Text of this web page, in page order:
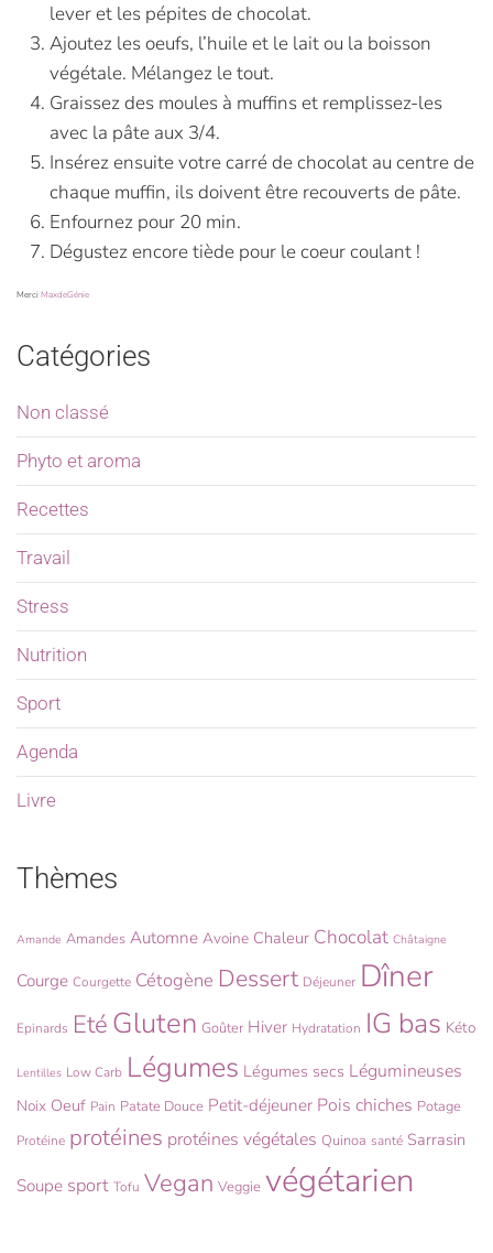
lever et les pépites de chocolat.
Ajoutez les oeufs, l’huile et le lait ou la boisson
végétale. Mélangez le tout.
Graissez des moules à muffins et remplissez-les
avec la pâte aux 3/4.
Insérez ensuite votre carré de chocolat au centre de
chaque muffin, ils doivent être recouverts de pâte.
Enfournez pour 20 min.
Dégustez encore tiède pour le coeur coulant !
MerciMaxdeGénie
Catégories
Non classé
Phyto et aroma
Recettes
Travail
Stress
Nutrition
Sport
Agenda
Livre
Thèmes
Amande Amandes Automne Avoine Chaleur Chocolat Châtaigne
Courge Courgette Cétogène Dessert Déjeuner Dîner
Epinards Eté Gluten Goûter Hiver Hydratation IG bas Kéto
Lentilles Low Carb Légumes Légumes secs Légumineuses
Noix Oeuf Pain Patate Douce Petit-déjeuner Pois chiches Potage
Protéine protéines protéines végétales Quinoa santé Sarrasin
Soupe sport Tofu Vegan Veggie végétarien